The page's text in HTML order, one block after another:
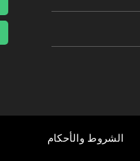
الشروط والأحكام